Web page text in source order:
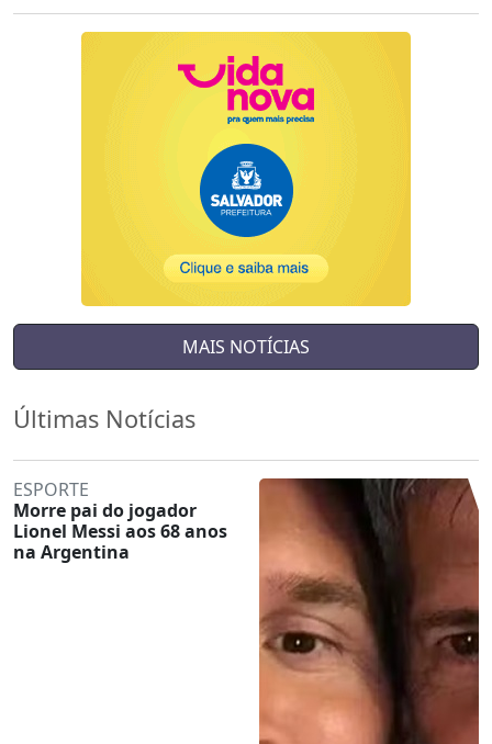
MAIS NOTÍCIAS
Últimas Notícias
ESPORTE
Morre pai do jogador
Lionel Messi aos 68 anos
na Argentina